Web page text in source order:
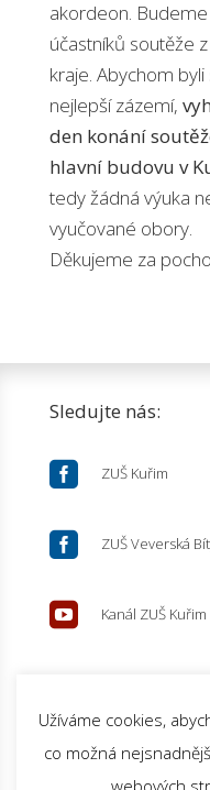
akordeon.
účastníků soutěže
kraje. Abychom
nejlepší zázemí,
den konání
hlavní budovu v
tedy žádná výuka
vyučované obory.
Děkujeme za
Sledujte nás:
 ZUŠ Kuřim
 ZUŠ Veverská
 Kanál ZUŠ Kuřim
© 2026
Užíváme cookies,
co možná